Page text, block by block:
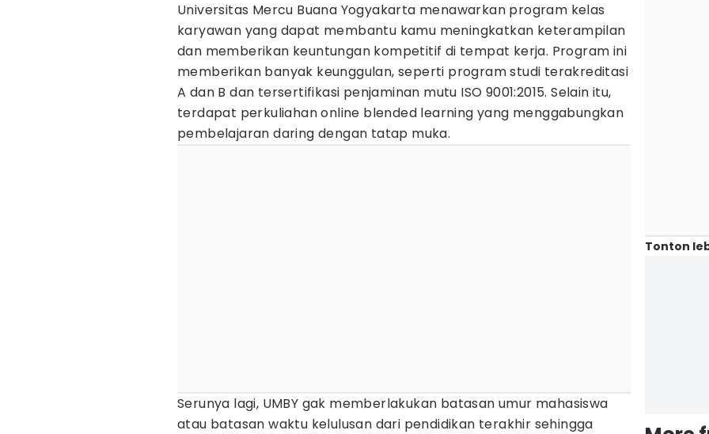
Universitas Mercu Buana Yogyakarta menawarkan program kelas
karyawan yang dapat membantu kamu meningkatkan keterampilan
dan memberikan keuntungan kompetitif di tempat kerja. Program ini
memberikan banyak keunggulan, seperti program studi terakreditasi
A dan B dan tersertifikasi penjaminan mutu ISO 9001:2015. Selain itu,
terdapat perkuliahan online blended learning yang menggabungkan
pembelajaran daring dengan tatap muka.
Serunya lagi, UMBY gak memberlakukan batasan umur mahasiswa
atau batasan waktu kelulusan dari pendidikan terakhir sehingga
Tonton